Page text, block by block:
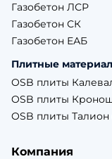
Газобетон ЛСР
Газобетон СК
Газобетон ЕАБ
Плитные
OSB плиты
OSB плиты
OSB плиты Талион
Компания